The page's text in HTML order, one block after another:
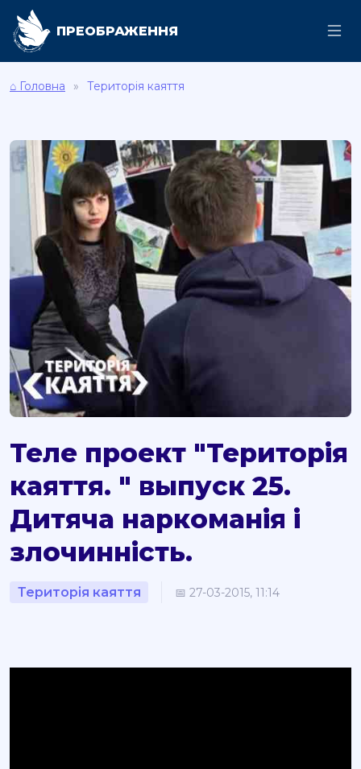
ПРЕОБРАЖЕННЯ
⌂ Головна Територія каяття
Теле проект "Територія
каяття. " выпуск 25.
Дитяча наркоманія і
злочинність.
Територія каяття 📅 27-03-2015, 11:14